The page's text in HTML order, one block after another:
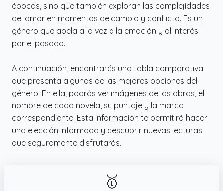
épocas, sino que también exploran las complejidades
del amor en momentos de cambio y conflicto. Es un
género que apela a la vez a la emoción y al interés
por el pasado.
A continuación, encontrarás una tabla comparativa
que presenta algunas de las mejores opciones del
género. En ella, podrás ver imágenes de las obras, el
nombre de cada novela, su puntaje y la marca
correspondiente. Esta información te permitirá hacer
una elección informada y descubrir nuevas lecturas
que seguramente disfrutarás.
🥇